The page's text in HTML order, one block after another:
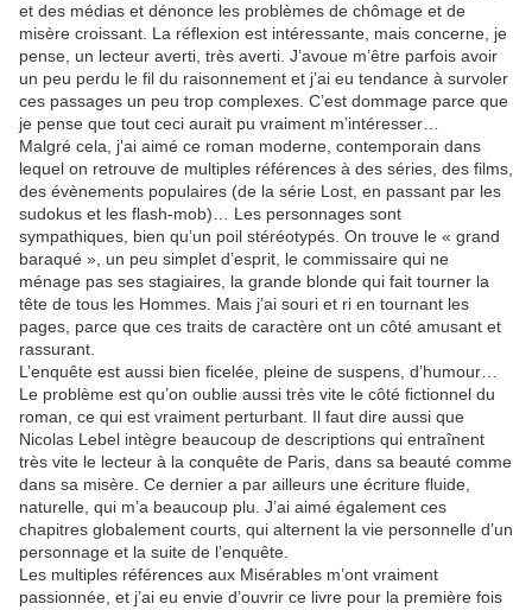
et des médias et dénonce les problèmes de chômage et de
misère croissant. La réflexion est intéressante, mais concerne, je
pense, un lecteur averti, très averti. J’avoue m’être parfois avoir
un peu perdu le fil du raisonnement et j’ai eu tendance à survoler
ces passages un peu trop complexes. C’est dommage parce que
je pense que tout ceci aurait pu vraiment m’intéresser…
Malgré cela, j’ai aimé ce roman moderne, contemporain dans
lequel on retrouve de multiples références à des séries, des films,
des évènements populaires (de la série Lost, en passant par les
sudokus et les flash-mob)… Les personnages sont
sympathiques, bien qu’un poil stéréotypés. On trouve le « grand
baraqué », un peu simplet d’esprit, le commissaire qui ne
ménage pas ses stagiaires, la grande blonde qui fait tourner la
tête de tous les Hommes. Mais j’ai souri et ri en tournant les
pages, parce que ces traits de caractère ont un côté amusant et
rassurant.
L’enquête est aussi bien ficelée, pleine de suspens, d’humour…
Le problème est qu’on oublie aussi très vite le côté fictionnel du
roman, ce qui est vraiment perturbant. Il faut dire aussi que
Nicolas Lebel intègre beaucoup de descriptions qui entraînent
très vite le lecteur à la conquête de Paris, dans sa beauté comme
dans sa misère. Ce dernier a par ailleurs une écriture fluide,
naturelle, qui m’a beaucoup plu. J’ai aimé également ces
chapitres globalement courts, qui alternent la vie personnelle d’un
personnage et la suite de l’enquête.
Les multiples références aux Misérables m’ont vraiment
passionnée, et j’ai eu envie d’ouvrir ce livre pour la première fois